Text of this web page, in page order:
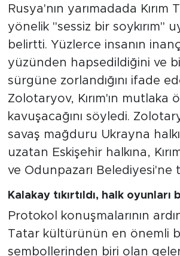
Rusya'nın yarımadada Kırım
yönelik "sessiz bir soykırım"
belirtti. Yüzlerce insanın
yüzünden hapsedildiğini ve
sürgüne zorlandığını ifade
Zolotaryov, Kırım'ın mutlaka
kavuşacağını söyledi.
savaş mağduru Ukrayna
uzatan Eskişehir halkına,
ve Odunpazarı Belediyesi'ne
Kalakay tıkırtıldı, halk oyunları
Protokol konuşmalarının
Tatar kültürünün en önemli
sembollerinden biri olan